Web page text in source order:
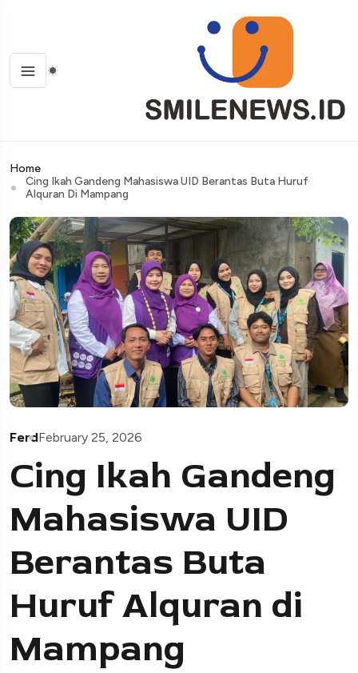
Home
Cing Ikah Gandeng Mahasiswa UID Berantas Buta Huruf
Alquran Di Mampang
FerdFebruary 25, 2026
Cing Ikah Gandeng
Mahasiswa UID
Berantas Buta
Huruf Alquran di
Mampang